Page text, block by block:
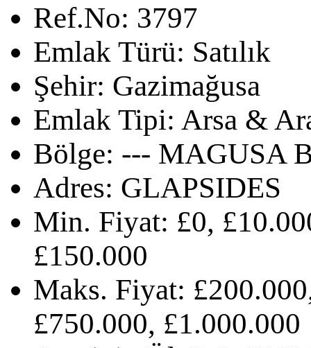
Ref.No: 3797
Emlak Türü: Satılık
Şehir: Gazimağusa
Emlak Tipi: Arsa &
Bölge: --- MAGUSA
Adres: GLAPSIDES
Min. Fiyat: £0,
£150.000
Maks. Fiyat:
£750.000, £1.000.000